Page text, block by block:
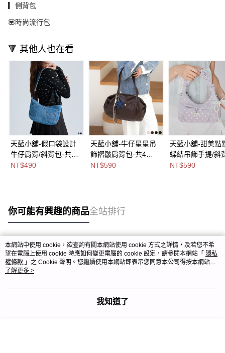
▎側背包
💟時尚流行包
🔻 其他人也在看
天藍小舖-假口袋設計
牛仔肩背/斜背包-共2
色-$490【A15153241
NT$490
天藍小舖-牛仔星星吊
飾褶皺肩背包-共4
色-$590【A15153184
NT$590
天藍小舖-甜美點
蝶結吊飾手提/斜
包-共3
NT$590
你可能有興趣的商品全站排行
熱門標籤
本網站中使用 cookie，欲查詢有關本網站使用 cookie 方式之詳情，及若您不希
望在電腦上使用 cookie 時應如何變更電腦的 cookie 設定，請參閱本網站「 隱私
權條款 」之 Cookie 聲明。您繼續使用本網站即表示您同意本公司得按本網站使
用條款之 Cookie 聲明使用 cookie。
了解更多 >
我知道了